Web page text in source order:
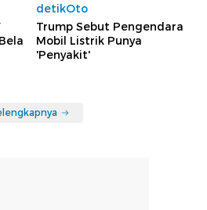
detikOto
Trump Sebut Pengendara
Mobil Listrik Punya
'Penyakit'